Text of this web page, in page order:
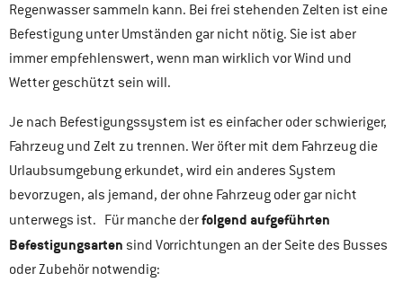
Regenwasser sammeln kann. Bei frei stehenden Zelten ist eine
Befestigung unter Umständen gar nicht nötig. Sie ist aber
immer empfehlenswert, wenn man wirklich vor Wind und
Wetter geschützt sein will.
Je nach Befestigungssystem ist es einfacher oder schwieriger,
Fahrzeug und Zelt zu trennen. Wer öfter mit dem Fahrzeug die
Urlaubsumgebung erkundet, wird ein anderes System
bevorzugen, als jemand, der ohne Fahrzeug oder gar nicht
unterwegs ist. Für manche derfolgend aufgeführten
Befestigungsarten sind Vorrichtungen an der Seite des Busses
oder Zubehör notwendig: